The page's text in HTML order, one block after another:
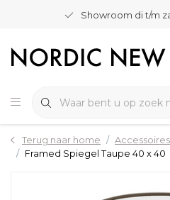
Showroom di t/m
Terug naar home
Accessoires
Framed Spiegel Taupe 40 x 40